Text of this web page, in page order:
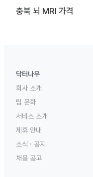
충북 뇌 MRI 가격
닥터나우
회사 소개
팀 문화
서비스 소개
제휴 안내
소식 · 공지
채용 공고